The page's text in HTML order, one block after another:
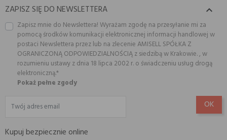
ZAPISZ SIĘ DO NEWSLETTERA 
Zapisz mnie do Newslettera! Wyrażam zgodę na przesyłanie mi za
pomocą środków komunikacji elektronicznej informacji handlowej w
postaci Newslettera przez lub na zlecenie AMISELL SPÓŁKA Z
OGRANICZONĄ ODPOWIEDZIALNOŚCIĄ z siedzibą w Krakowie. , w
rozumieniu ustawy z dnia 18 lipca 2002 r. o świadczeniu usług drogą
elektroniczną.*
Pokaż pełne zgody
Kupuj bezpiecznie online